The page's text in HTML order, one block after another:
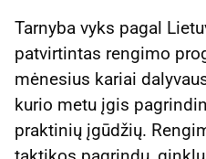
Tarnyba vyks pagal
patvirtintas rengimo
mėnesius kariai
kurio metu įgis
praktinių įgūdžių.